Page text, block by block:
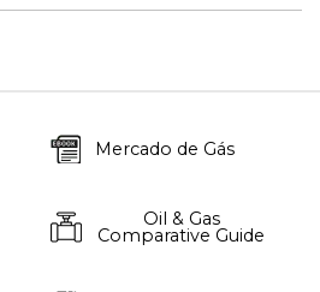
Mercado de Gás
Oil & Gas
Comparative Guide